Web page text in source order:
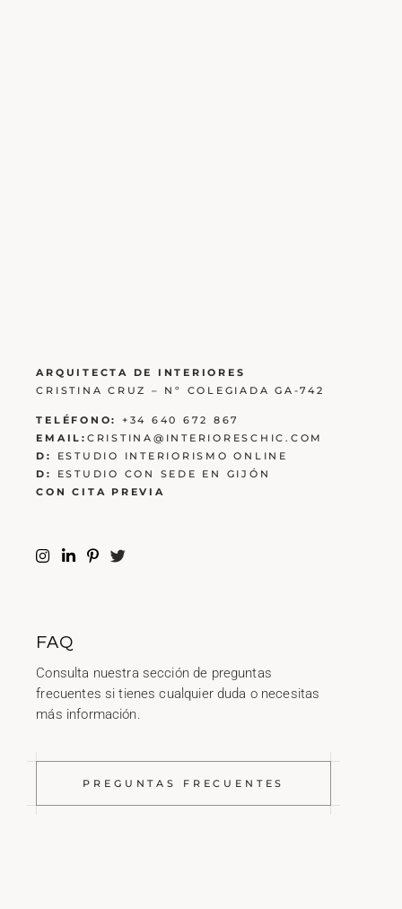
ARQUITECTA DE INTERIORES
CRISTINA CRUZ – Nº COLEGIADA GA-742
TELÉFONO:
+34 640 672 867
EMAIL: CRISTINA@INTERIORESCHIC.COM
D:
ESTUDIO INTERIORISMO ONLINE
D:
ESTUDIO CON SEDE EN GIJÓN
CON CITA PREVIA
FAQ
Consulta nuestra sección de preguntas
frecuentes si tienes cualquier duda o necesitas
más información.
PREGUNTAS FRECUENTES